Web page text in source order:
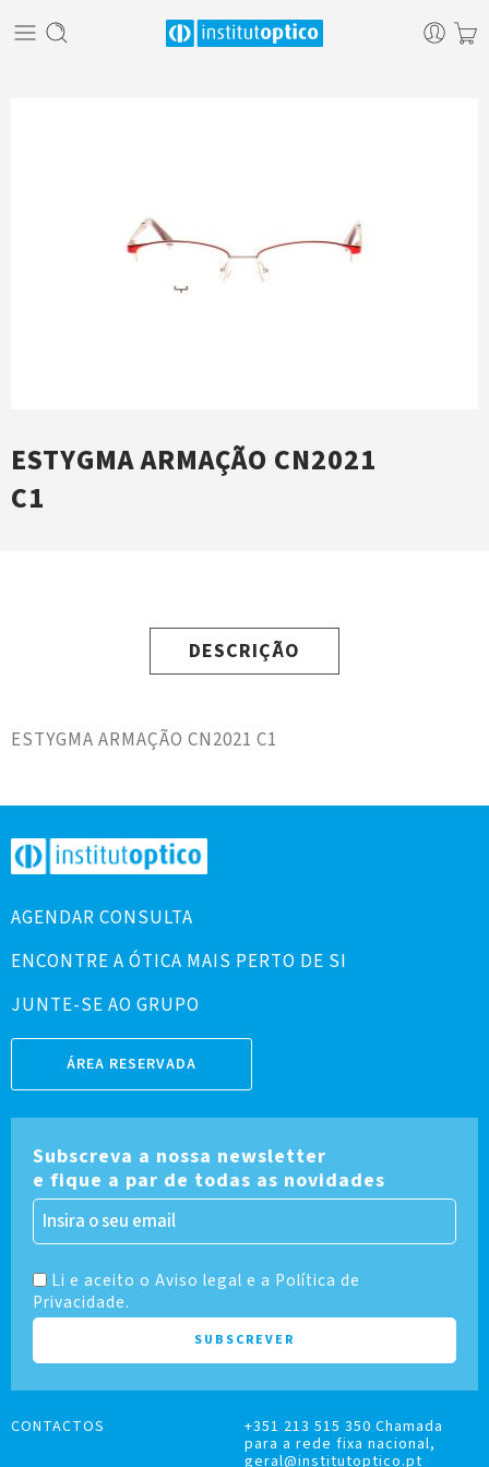
ESTYGMA ARMAÇÃO CN2021
C1
DESCRIÇÃO
ESTYGMA ARMAÇÃO CN2021 C1
AGENDAR CONSULTA
ENCONTRE A ÓTICA MAIS PERTO DE SI
JUNTE-SE AO GRUPO
ÁREA RESERVADA
Subscreva a nossa newsletter
e fique a par de todas as novidades
Li e aceito o Aviso legal e a Política de
Privacidade.
CONTACTOS
+351 213 515 350 Chamada
para a rede fixa nacional,
geral@institutoptico.pt